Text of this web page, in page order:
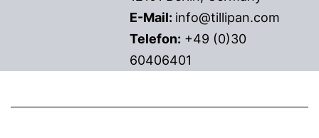
E-Mail: info@tillipan.com
Telefon: +49 (0)30
60406401